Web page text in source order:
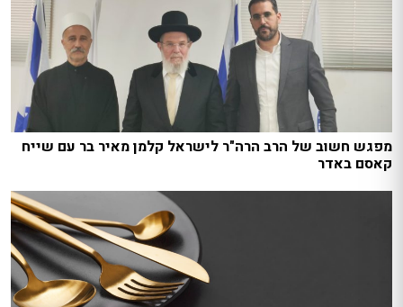
מפגש חשוב של הרב הרה"ר לישראל קלמן מאיר בר עם שייח
קאסם באדר